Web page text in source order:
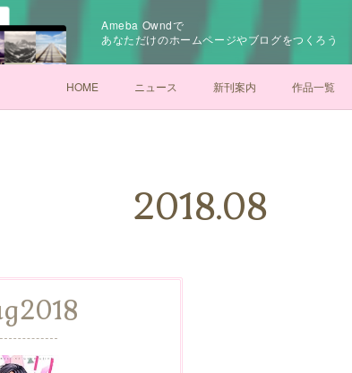
Ameba Owndで
あなただけのホームページやブログをつくろう
HOME ニュース 新刊案内 作品一覧
2018.08
2018